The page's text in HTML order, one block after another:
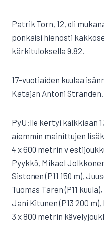
Patrik Torn, 12, oli
ponkaisi hienosti
kärkituloksella 9.82.
17-vuotiaiden kuulaa
Katajan Antoni Stranden.
PyU:lle kertyi kaikkiaan
aiemmin mainittujen
4 x 600 metrin
Pyykkö, Mikael
Sistonen (P11 150 m),
Tuomas Taren (P11
Jani Kitunen (P13 200 m),
3 x 800 metrin